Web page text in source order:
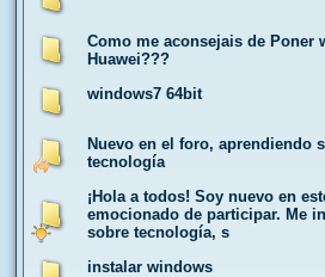
Como me aconsejais de Poner
Huawei???
windows7 64bit
Nuevo en el foro, aprendiendo
tecnología
¡Hola a todos! Soy nuevo en
emocionado de participar. Me
sobre tecnología, s
instalar windows